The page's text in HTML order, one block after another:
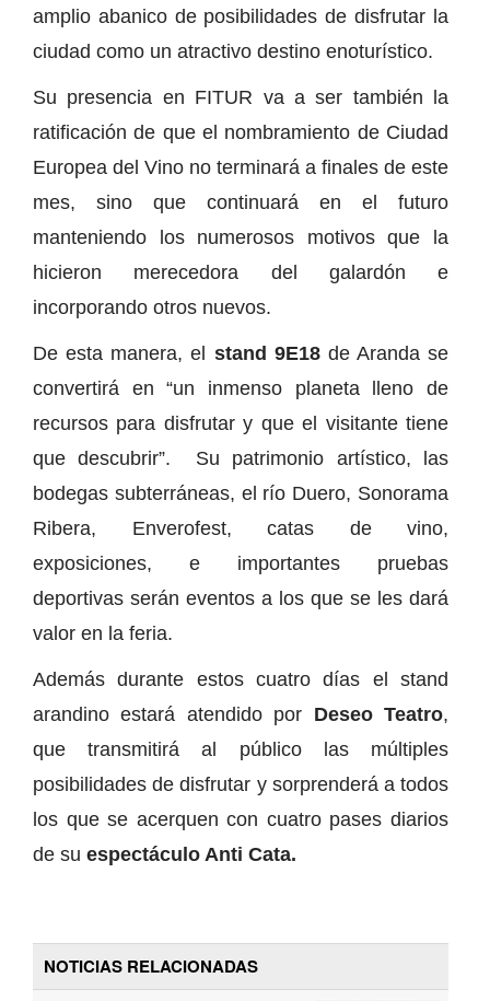
amplio abanico de posibilidades de disfrutar la
ciudad como un atractivo destino enoturístico.
Su presencia en FITUR va a ser también la
ratificación de que el nombramiento de Ciudad
Europea del Vino no terminará a finales de este
mes, sino que continuará en el futuro
manteniendo los numerosos motivos que la
hicieron merecedora del galardón e
incorporando otros nuevos.
De esta manera, el stand 9E18 de Aranda se
convertirá en “un inmenso planeta lleno de
recursos para disfrutar y que el visitante tiene
que descubrir”. Su patrimonio artístico, las
bodegas subterráneas, el río Duero, Sonorama
Ribera, Enverofest, catas de vino,
exposiciones, e importantes pruebas
deportivas serán eventos a los que se les dará
valor en la feria.
Además durante estos cuatro días el stand
arandino estará atendido por Deseo Teatro,
que transmitirá al público las múltiples
posibilidades de disfrutar y sorprenderá a todos
los que se acerquen con cuatro pases diarios
de su espectáculo Anti Cata.
NOTICIAS RELACIONADAS